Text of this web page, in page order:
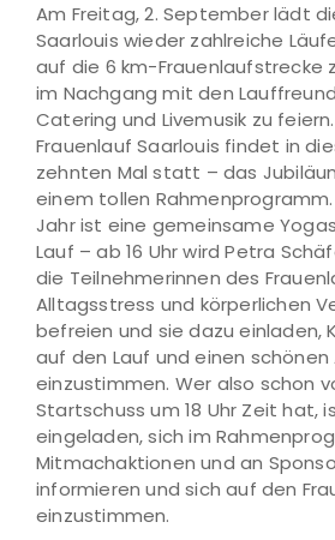
Am Freitag, 2. September lädt
Saarlouis wieder zahlreiche
auf die 6 km-Frauenlaufstrecke
im Nachgang mit den
Catering und Livemusik zu
Frauenlauf Saarlouis findet in
zehnten Mal statt – das
einem tollen
Jahr ist eine gemeinsame
Lauf – ab 16 Uhr wird Petra
die Teilnehmerinnen des
Alltagsstress und körperlichen
befreien und sie dazu einladen,
auf den Lauf und einen schönen
einzustimmen. Wer also schon
Startschuss um 18 Uhr Zeit hat,
eingeladen, sich im
Mitmachaktionen und an
informieren und sich auf den
einzustimmen.